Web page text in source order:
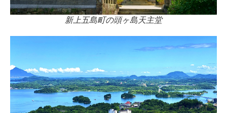
新上五島町の頭ヶ島天主堂